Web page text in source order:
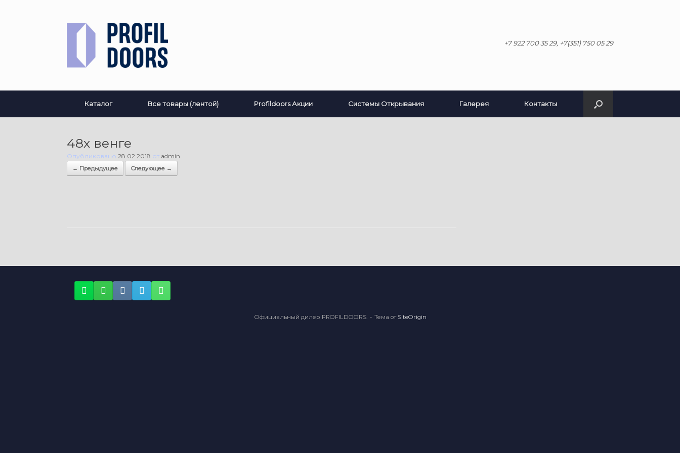
+7 922 700 35 29, +7(351) 750 05 29
Каталог Все товары (лентой) Profildoors Акции Системы Открывания Галерея Контакты
48х венге
Опубликовано 28.02.2018 от admin
← Предыдущее Следующее →
Официальный дилер PROFILDOORS. Тема от SiteOrigin